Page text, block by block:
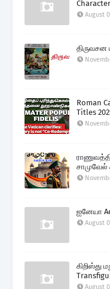
August
திருவசன
Roman
Titles
சாமுவேல்
ஐனேயா
August
கிறிஸ்து
August